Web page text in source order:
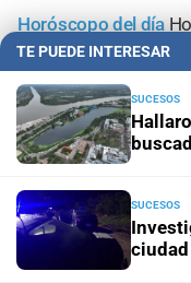
Horóscopo del día
de agosto de 2026
TE PUEDE INTERESAR
SUCESOS
SUCESOS
ciudad